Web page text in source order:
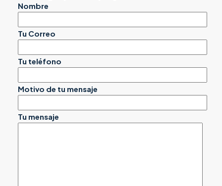
Nombre
Tu Correo
Tu teléfono
Motivo de tu mensaje
Tu mensaje